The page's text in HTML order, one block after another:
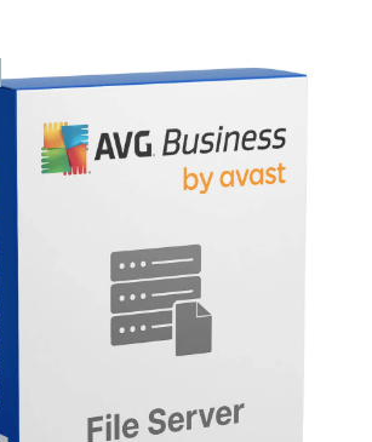
ransomware. Protecția
de tip zero-day.
eficient împotriva atacurilor
Desktop Protocol) și a
de rețea dintre dispozitivele